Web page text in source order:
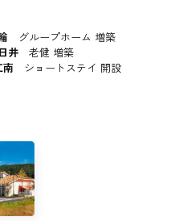
グループホーム 増築
井老健 増築
南 ショートステイ 開設